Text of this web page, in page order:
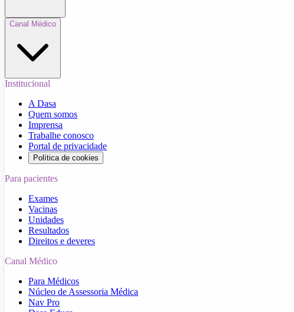
Canal Médico
Institucional
A Dasa
Quem somos
Imprensa
Trabalhe conosco
Portal de privacidade
Política de cookies
Para pacientes
Exames
Vacinas
Unidades
Resultados
Direitos e deveres
Canal Médico
Para Médicos
Núcleo de Assessoria Médica
Nav Pro